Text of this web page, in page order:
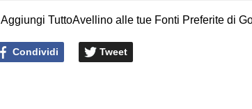
Aggiungi TuttoAvellino alle tue Fonti Preferite di
Condividi Tweet